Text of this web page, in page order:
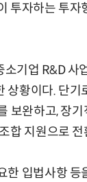
투자하는 투자
기업 R&D 사
상황이다. 단기
보완하고, 장
합 지원으로 전
한 입법사항 등